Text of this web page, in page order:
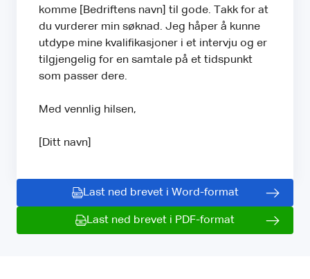
komme [Bedriftens navn] til gode. Takk for at
du vurderer min søknad. Jeg håper å kunne
utdype mine kvalifikasjoner i et intervju og er
tilgjengelig for en samtale på et tidspunkt
som passer dere.
Med vennlig hilsen,
[Ditt navn]
Last ned brevet i Word-format
Last ned brevet i PDF-format